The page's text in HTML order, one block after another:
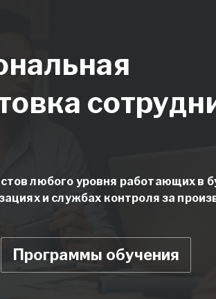
любого уровня работающих в
и службах контроля за
Программы обучения